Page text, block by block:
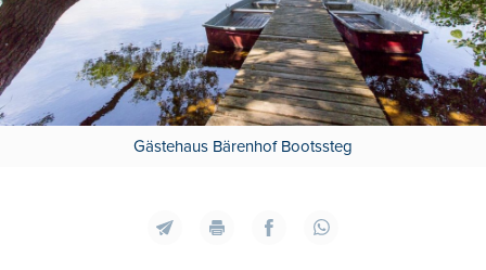
Gästehaus Bärenhof Bootssteg